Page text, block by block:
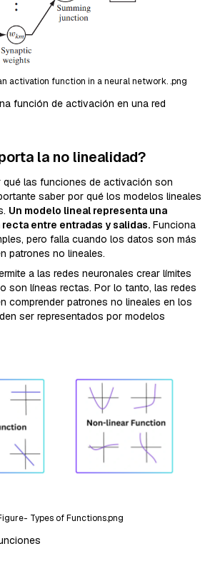
activation function in a neural network. .png
función de activación en una red
la no linealidad?
qué las funciones de activación son
saber por qué los modelos lineales
Un modelo lineal representa una
entre entradas y salidas. Funciona
pero falla cuando los datos son más
patrones no lineales.
a las redes neuronales crear límites
son líneas rectas. Por lo tanto, las redes
comprender patrones no lineales en los
ser representados por modelos
Types of Functions.png